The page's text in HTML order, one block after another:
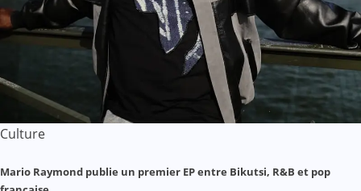
Culture
Mario Raymond publie un premier EP entre Bikutsi, R&B et pop